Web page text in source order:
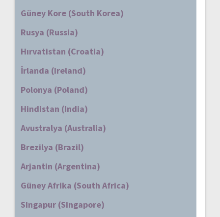
Güney Kore (South Korea)
Rusya (Russia)
Hırvatistan (Croatia)
İrlanda (Ireland)
Polonya (Poland)
Hindistan (India)
Avustralya (Australia)
Brezilya (Brazil)
Arjantin (Argentina)
Güney Afrika (South Africa)
Singapur (Singapore)